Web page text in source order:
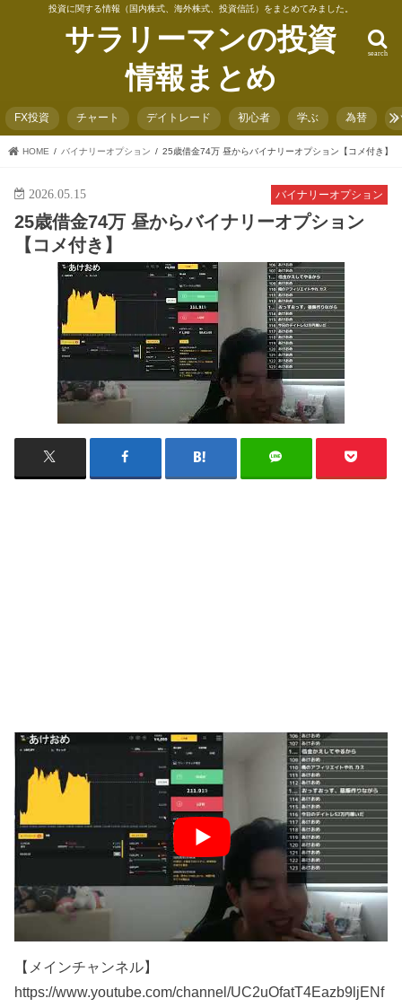
投資に関する情報（国内株式、海外株式、投資信託）をまとめてみました。
サラリーマンの投資
情報まとめ
search
FX投資 チャート デイトレード 初心者 学ぶ 為替
HOME バイナリーオプション 25歳借金74万 昼からバイナリーオプション【コメ付き】
バイナリーオプション
2026.05.15
25歳借金74万 昼からバイナリーオプション
【コメ付き】
【チャンネル登録】
http://www.youtube.com/channel/UClUmfvyr0O0dYyW1KB
Jgn6g?sub_confirmation=1
【メンバーシップ】
https://www.youtube.com/channel/UClUmfvyr0O0dYyW1K
BJgn6g/join
【メインチャンネル】
https://www.youtube.com/channel/UC2uOfatT4Eazb9ljENf